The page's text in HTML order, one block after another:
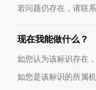
若问题仍存在，请联系
现在我能做什么？
如您认为该标识存在
如您是该标识的所属